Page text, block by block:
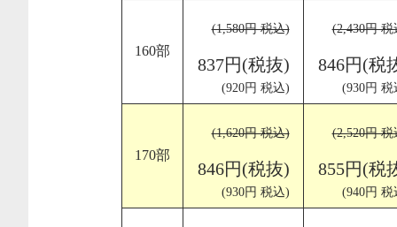
160部
(1,580円 税込)
837円(税抜)
(920円 税込)
(2,430円 税
846円(税
(930円 税
170部
(1,620円 税込)
846円(税抜)
(930円 税込)
(2,520円 税
855円(税
(940円 税